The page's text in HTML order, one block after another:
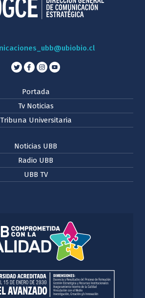
Portada
Tv Noticias
Tribuna Universitaria
Noticias UBB
Radio UBB
UBB TV